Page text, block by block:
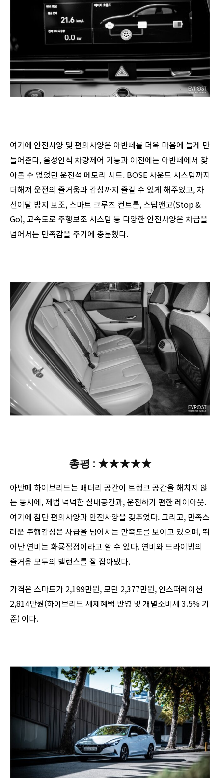
여기에 안전사양 및 편의사양은 아반떼를 더욱 마음에 들게 만
들어준다, 음성인식 차량제어 기능과 이전에는 아반떼에서 찾
아볼 수 없었던 운전석 메모리 시트. BOSE 사운드 시스템까지
더해져 운전의 즐거움과 감성까지 즐길 수 있게 해주었고, 차
선이탈 방지 보조, 스마트 크루즈 컨트롤, 스탑앤고(Stop &
Go), 고속도로 주행보조 시스템 등 다양한 안전사양은 차급을
넘어서는 만족감을 주기에 충분했다.
총평 : ★★★★★
아반떼 하이브리드는 배터리 공간이 트렁크 공간을 해치지 않
는 동시에, 제법 넉넉한 실내공간과, 운전하기 편한 레이아웃.
여기에 첨단 편의사양과 안전사양을 갖추었다. 그리고, 만족스
러운 주행감성은 차급을 넘어서는 만족도를 보이고 있으며, 뛰
어난 연비는 화룡점정이라고 할 수 있다. 연비와 드라이빙의
즐거움 모두의 밸런스를 잘 잡아냈다.
가격은 스마트가 2,199만원, 모던 2,377만원, 인스퍼레이션
2,814만원(하이브리드 세제혜택 반영 및 개별소비세 3.5% 기
준) 이다.